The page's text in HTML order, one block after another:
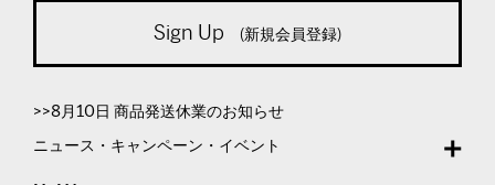
Sign Up (新規会員登録)
>>8月10日 商品発送休業のお知らせ
ニュース・キャンペーン・イベント